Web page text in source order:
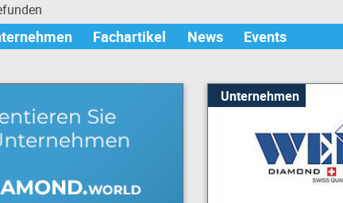
Fachartikel News Events
Unternehmen